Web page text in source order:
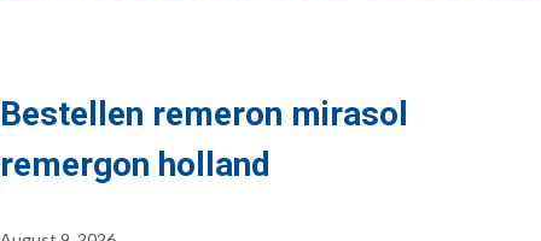
Bestellen remeron mirasol
remergon holland